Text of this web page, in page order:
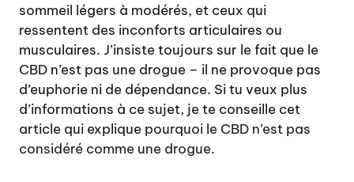
sommeil légers à modérés, et ceux qui
ressentent des inconforts articulaires ou
musculaires. J’insiste toujours sur le fait que le
CBD n’est pas une drogue – il ne provoque pas
d’euphorie ni de dépendance. Si tu veux plus
d’informations à ce sujet, je te conseille cet
article qui explique pourquoi le CBD n’est pas
considéré comme une drogue.